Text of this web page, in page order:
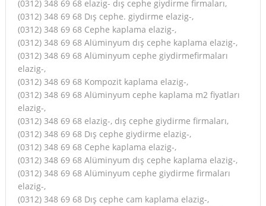
(0312) 348 69 68 elazig- dış cephe giydirme firmaları,
(0312) 348 69 68 Dış cephe. giydirme elazig-,
(0312) 348 69 68 Cephe kaplama elazig-,
(0312) 348 69 68 Alüminyum dış cephe kaplama elazig-,
(0312) 348 69 68 Alüminyum cephe giydirmefirmaları
elazig-,
(0312) 348 69 68 Kompozit kaplama elazig-,
(0312) 348 69 68 Alüminyum cephe kaplama m2 fiyatları
elazig-,
(0312) 348 69 68 elazig-, dış cephe giydirme firmaları,
(0312) 348 69 68 Dış cephe giydirme elazig-,
(0312) 348 69 68 Cephe kaplama elazig-,
(0312) 348 69 68 Alüminyum dış cephe kaplama elazig-,
(0312) 348 69 68 Alüminyum cephe giydirme firmaları
elazig-,
(0312) 348 69 68 Dış cephe cam kaplama elazig-,